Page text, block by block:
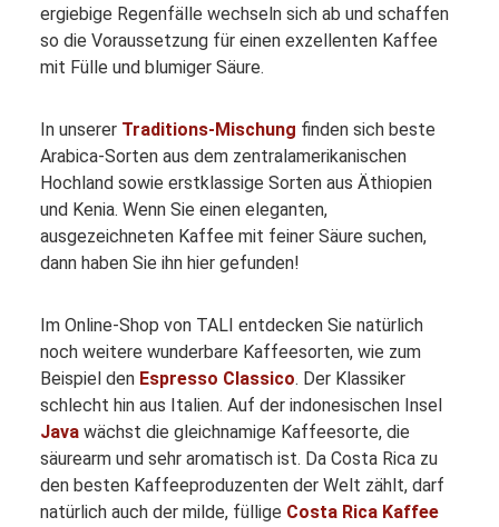
ergiebige Regenfälle wechseln sich ab und schaffen
so die Voraussetzung für einen exzellenten Kaffee
mit Fülle und blumiger Säure.
In unserer Traditions-Mischung finden sich beste
Arabica-Sorten aus dem zentralamerikanischen
Hochland sowie erstklassige Sorten aus Äthiopien
und Kenia. Wenn Sie einen eleganten,
ausgezeichneten Kaffee mit feiner Säure suchen,
dann haben Sie ihn hier gefunden!
Im Online-Shop von TALI entdecken Sie natürlich
noch weitere wunderbare Kaffeesorten, wie zum
Beispiel den Espresso Classico. Der Klassiker
schlecht hin aus Italien. Auf der indonesischen Insel
Java wächst die gleichnamige Kaffeesorte, die
säurearm und sehr aromatisch ist. Da Costa Rica zu
den besten Kaffeeproduzenten der Welt zählt, darf
natürlich auch der milde, füllige Costa Rica Kaffee